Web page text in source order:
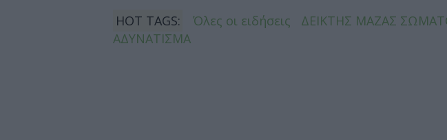
HOT TAGS: Όλες οι ειδήσεις ΔΕΙΚΤΗΣ ΜΑΖΑΣ
ΑΔΥΝΑΤΙΣΜΑ